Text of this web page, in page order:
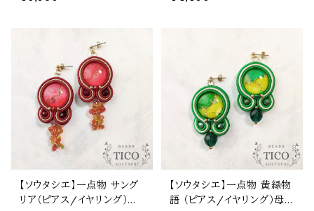
【ソウタシエ】一点物 サング
リア（ピアス/イヤリング）母
【ソウタシエ】一点物 黄緑物
語 （ピアス/イヤリング）母の